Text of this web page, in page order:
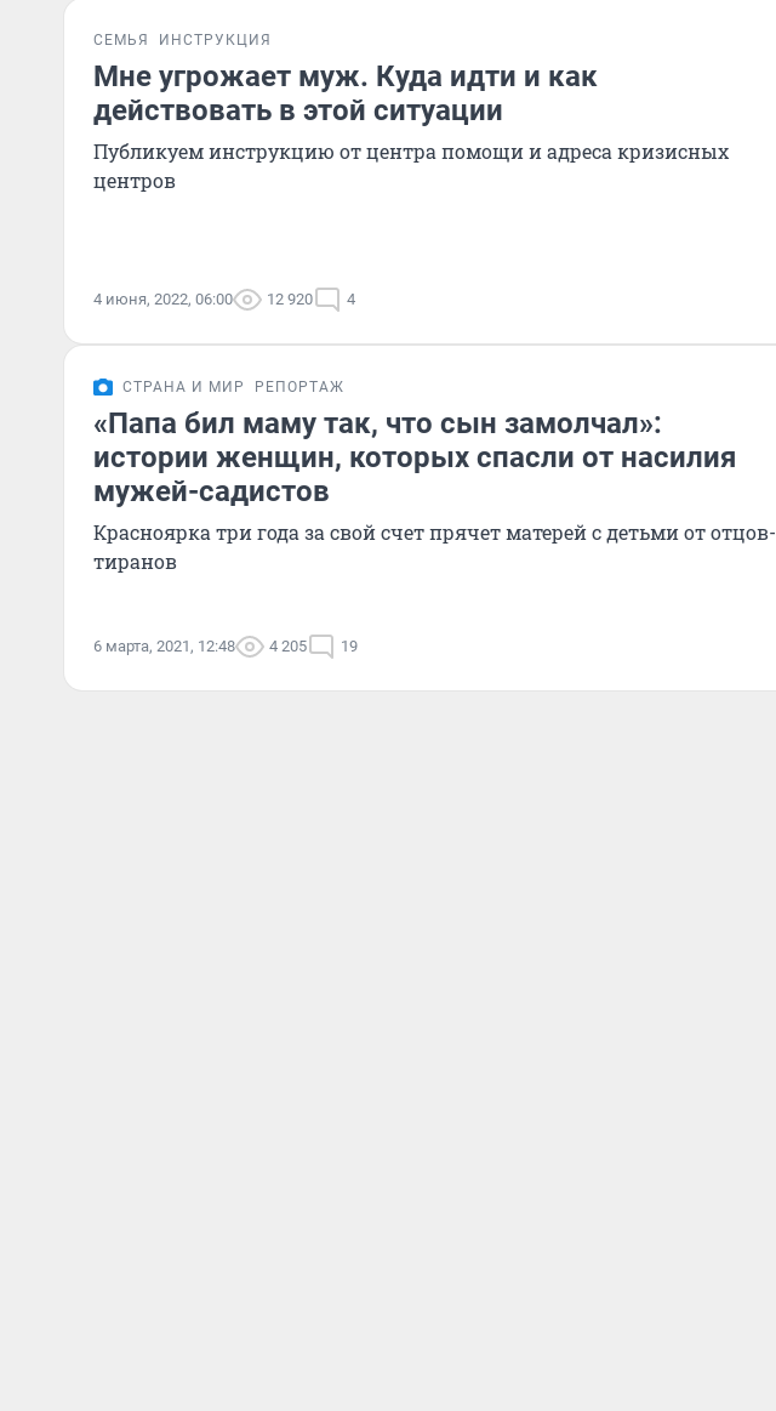
СЕМЬЯ ИНСТРУКЦИЯ
Мне угрожает муж. Куда идти и как
действовать в этой ситуации
Публикуем инструкцию от центра помощи и адреса кризисных
центров
4 июня, 2022, 06:00 12 920 4
СТРАНА И МИР РЕПОРТАЖ
«Папа бил маму так, что сын замолчал»:
истории женщин, которых спасли от насилия
мужей-садистов
Красноярка три года за свой счет прячет матерей с детьми от отцов-
тиранов
6 марта, 2021, 12:48 4 205 19